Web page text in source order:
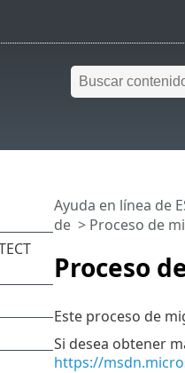
Proceso
Ayuda en línea de
de > Proceso de
Este proceso de
Si desea obtener
https://